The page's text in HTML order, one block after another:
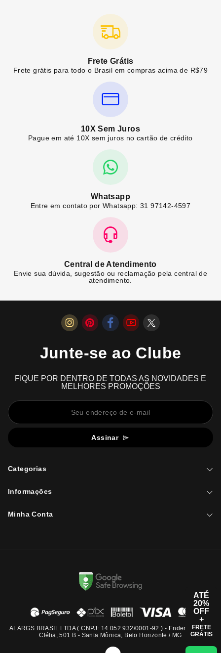
Frete Grátis
Frete grátis para todo o Brasil em compras acima de R$79
10X Sem Juros
Pague em até 10X sem juros no cartão de crédito
Whatsapp
Entre em contato por Whatsapp: 31 97142-4597
Central de Atendimento
Envie sua dúvida, sugestão ou reclamação pela central de
atendimento.
Junte-se ao Clube
FIQUE POR DENTRO DE TODAS AS NOVIDADES E
MELHORES PROMOÇÕES
Assinar
Categorias
Informações
Minha Conta
ALARGS BRASIL LTDA ( CNPJ: 14.052.932/0001-92 ) - Endereço: Rua
Clélia, 501 B - Santa Mônica, Belo Horizonte / MG
ATÉ
20%
OFF
+
FRETE
GRÁTIS